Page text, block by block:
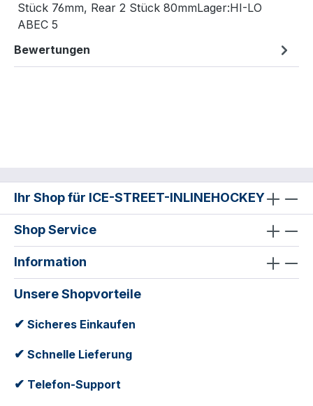
Stück 76mm, Rear 2 Stück 80mmLager:HI-LO
ABEC 5
Bewertungen
Ihr Shop für ICE-STREET-INLINEHOCKEY
Shop Service
Information
Unsere Shopvorteile
✔ Sicheres Einkaufen
✔ Schnelle Lieferung
✔ Telefon-Support